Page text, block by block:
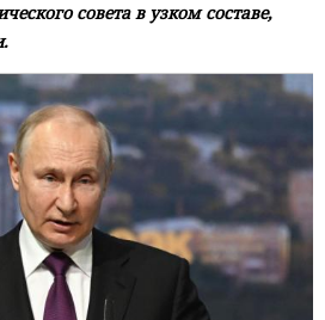
совета в узком составе,